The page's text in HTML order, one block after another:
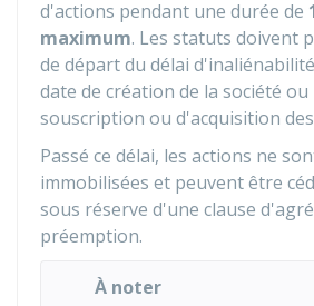
d'actions pendant une durée de
maximum. Les statuts doivent
de départ du délai
date de création de la société ou
souscription ou d'acquisition
Passé ce délai, les actions ne
immobilisées et peuvent être
sous réserve d'une clause
préemption.
À noter